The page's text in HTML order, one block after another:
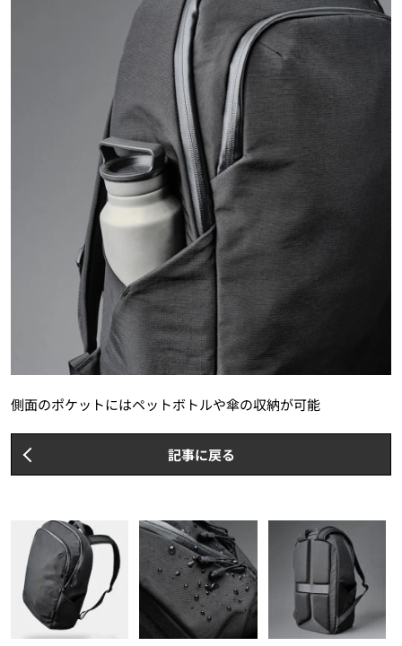
側面のポケットにはペットボトルや傘の収納が可能
記事に戻る